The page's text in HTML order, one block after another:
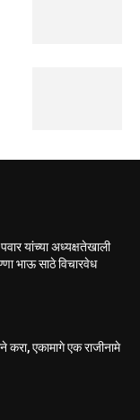
यांच्या अध्यक्षतेखाली
भाऊ साठे विचारवेध
करा, एकामागे एक राजीनामे